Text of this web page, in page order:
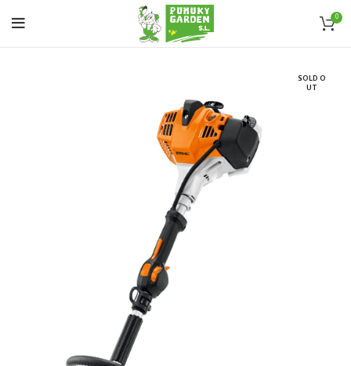
0
SOLD O
UT